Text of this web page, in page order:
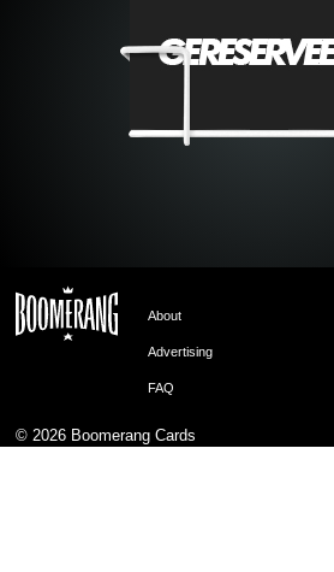
About
Advertising
FAQ
© 2026 Boomerang Cards